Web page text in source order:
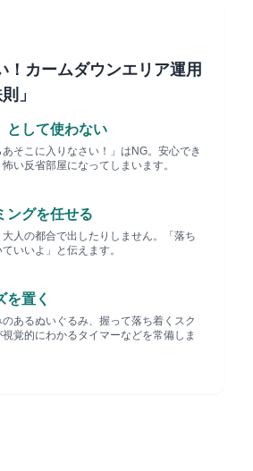
！カームダウンエリア運用
」
として使わない
あそこに入りなさい！」はNG。安心でき
い反省部屋になってしまいます。
ングを任せる
人の都合で出したりしません。「落ち
いいよ」と伝えます。
を置く
あるぬいぐるみ、握って落ち着くスク
覚的にわかるタイマーなどを常備しま